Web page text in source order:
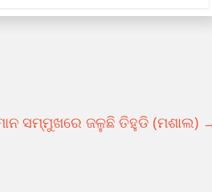
ସମ୍ମୁଖରେ ଜଳୁଛି ତିହୁଡି (ମଶାଲ)